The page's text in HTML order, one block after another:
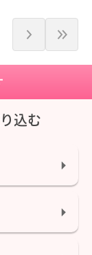
込む